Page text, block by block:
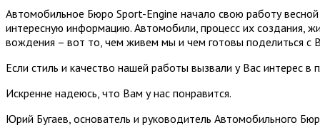
Автомобильное Бюро Sport-Engine начало свою работу
интересную информацию. Автомобили, процесс их создания,
вождения – вот то, чем живем мы и чем готовы поделиться с
Если стиль и качество нашей работы вызвали у Вас интерес в
Искренне надеюсь, что Вам у нас понравится.
Юрий Бугаев, основатель и руководитель Автомобильного